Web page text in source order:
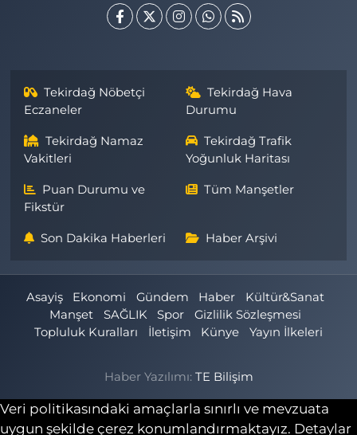
Tekirdağ Nöbetçi
Eczaneler
Tekirdağ Hava
Durumu
Tekirdağ Namaz
Vakitleri
Tekirdağ Trafik
Yoğunluk Haritası
Puan Durumu ve
Fikstür
Tüm Manşetler
Son Dakika Haberleri Haber Arşivi
Asayiş Ekonomi Gündem Haber
Kültür&Sanat
Manşet
SAĞLIK Spor
Gizlilik Sözleşmesi
Topluluk Kuralları
İletişim Künye Yayın İlkeleri
Haber Yazılımı: TE Bilişim
Veri politikasındaki amaçlarla sınırlı ve mevzuata
uygun şekilde çerez konumlandırmaktayız. Detaylar